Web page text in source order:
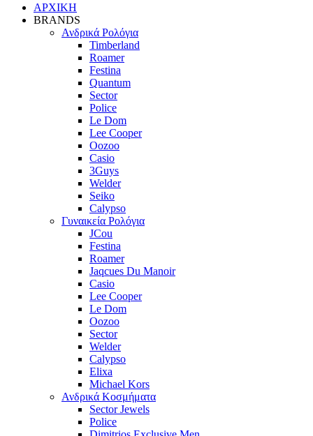
ΑΡΧΙΚΗ
BRANDS
Ανδρικά Ρολόγια
Timberland
Roamer
Festina
Quantum
Sector
Police
Le Dom
Lee Cooper
Oozoo
Casio
3Guys
Welder
Seiko
Calypso
Γυναικεία Ρολόγια
JCou
Festina
Roamer
Jaqcues Du Manoir
Casio
Lee Cooper
Le Dom
Oozoo
Sector
Welder
Calypso
Elixa
Michael Kors
Ανδρικά Κοσμήματα
Sector Jewels
Police